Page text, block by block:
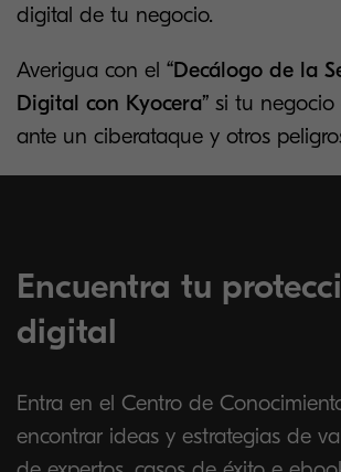
digital de tu negocio.
Averigua con el “Decálogo de la
Digital con Kyocera” si tu negocio
ante un ciberataque y otros
Encuentra tu
digital
Entra en el Centro de
encontrar ideas y estrategias de